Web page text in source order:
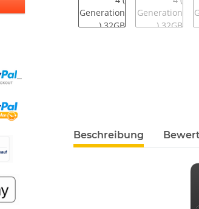
weitere Registerkarten anzeigen
Beschreibung